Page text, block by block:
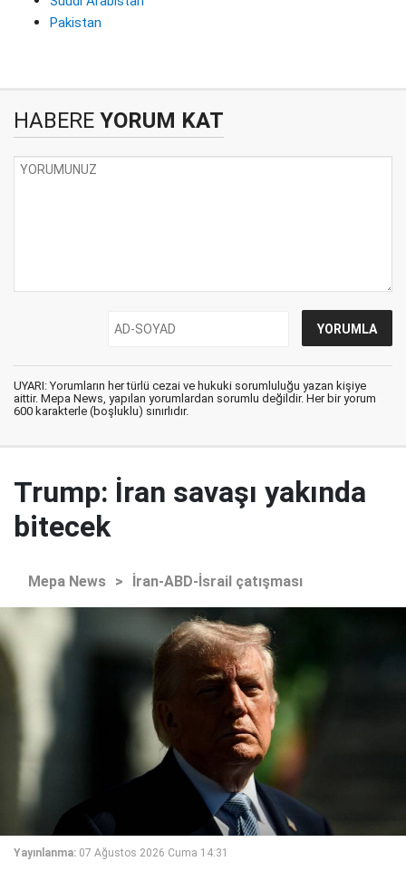
Pakistan
HABERE YORUM KAT
UYARI: Yorumların her türlü cezai ve hukuki sorumluluğu yazan kişiye
aittir. Mepa News, yapılan yorumlardan sorumlu değildir. Her bir yorum
600 karakterle (boşluklu) sınırlıdır.
Trump: İran savaşı yakında
bitecek
Mepa News > İran-ABD-İsrail çatışması
Yayınlanma: 07 Ağustos 2026 Cuma 14:31